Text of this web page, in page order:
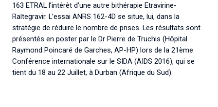
163 ETRAL l’intérêt d’une autre bithérapie Etravirine-
Raltegravir. L’essai ANRS 162-4D se situe, lui, dans la
stratégie de réduire le nombre de prises. Les résultats sont
présentés en poster par le Dr Pierre de Truchis (Hôpital
Raymond Poincaré de Garches, AP-HP) lors de la 21ème
Conférence internationale sur le SIDA (AIDS 2016), qui se
tient du 18 au 22 Juillet, à Durban (Afrique du Sud).